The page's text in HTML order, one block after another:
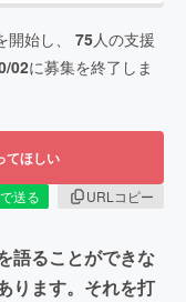
開始し、 75人の支援
02に募集を終了しま
てほしい
送る
URLコピー
語ることができな
ります。それを打